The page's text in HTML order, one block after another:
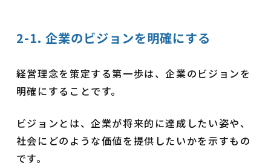
2-1. 企業のビジョンを明確にする
経営理念を策定する第一歩は、企業のビジョンを
明確にすることです。
ビジョンとは、企業が将来的に達成したい姿や、
社会にどのような価値を提供したいかを示すもの
です。